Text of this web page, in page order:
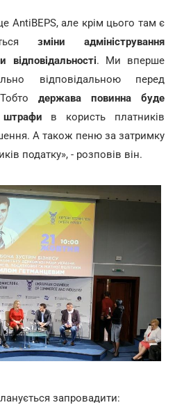
AntiBEPS, але крім цього там є
зміни адміністрування
відповідальності. Ми вперше
відповідальною перед
держава повинна буде
штрафи в користь платників
А також пеню за затримку
податку», - розповів він.
запровадити: